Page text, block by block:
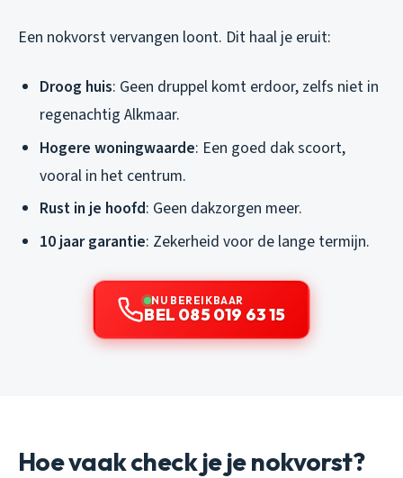
Een nokvorst vervangen loont. Dit haal je eruit:
Droog huis: Geen druppel komt erdoor, zelfs niet in
regenachtig Alkmaar.
Hogere woningwaarde: Een goed dak scoort,
vooral in het centrum.
Rust in je hoofd: Geen dakzorgen meer.
10 jaar garantie: Zekerheid voor de lange termijn.
NU BEREIKBAAR
BEL 085 019 63 15
Hoe vaak check je je nokvorst?